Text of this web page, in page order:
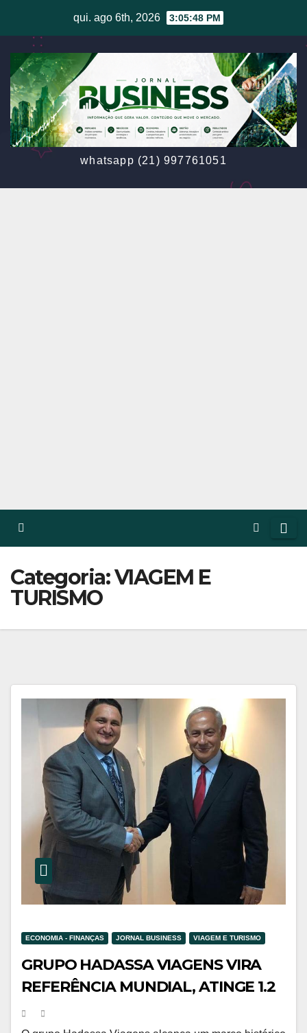
content
qui. ago 6th, 2026 3:05:49 PM
whatsapp (21) 997761051
Categoria: VIAGEM E
TURISMO
ECONOMIA - FINANÇAS JORNAL BUSINESS VIAGEM E TURISMO
GRUPO HADASSA VIAGENS VIRA
REFERÊNCIA MUNDIAL, ATINGE 1.2
MILHÃO DE EMBARQUES, 635.000